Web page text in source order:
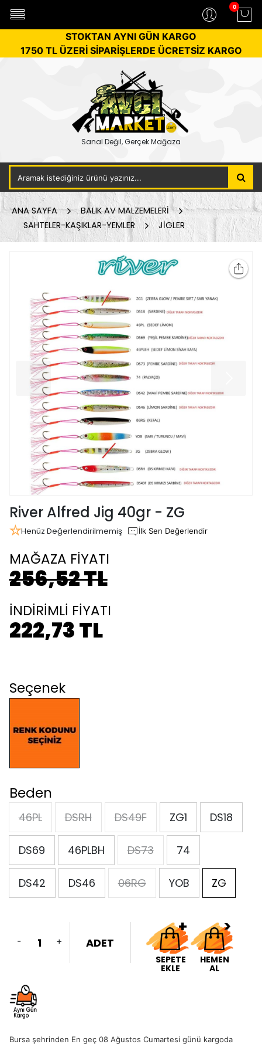
0
STOKTAN AYNI GÜN KARGO
1750 TL ÜZERİ SİPARİŞLERDE ÜCRETSİZ KARGO
Sanal Değil, Gerçek Mağaza
ANA SAYFA
BALIK AV MALZEMELERİ
SAHTELER-KAŞIKLAR-YEMLER
JİGLER
River Alfred Jig 40gr - ZG
Henüz Değerlendirilmemiş İlk Sen Değerlendir
MAĞAZA FİYATI
256,52 TL
İNDİRİMLİ FİYATI
222,73 TL
Seçenek
Beden
46PL DSRH DS49F ZG1 DS18
DS69 46PLBH DS73 74
DS42 DS46 06RG YOB ZG
- + ADET
SEPETE
EKLE
HEMEN
AL
Bursa şehrinden En geç 08 Ağustos Cumartesi günü kargoda